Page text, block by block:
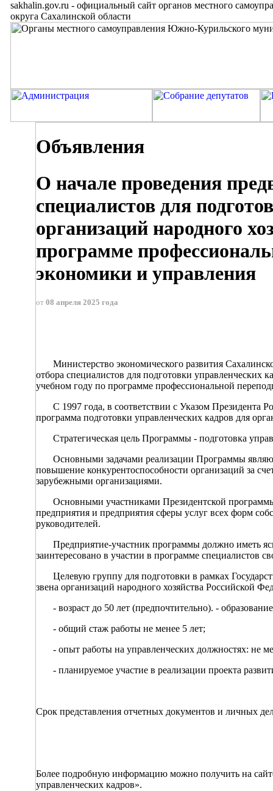
sakhalin.gov.ru - официальный сайт органов местного
округа Сахалинской области
Объявления
О начале проведения
специалистов для
организаций народного
программе
экономики и управления
от 08 апреля 2025 года
Министерство экономического развития
отбора специалистов для подготовки управленческих
учебном году по программе профессиональной
С 1997 года, в соответствии с Указом Президента
программа подготовки управленческих кадров для
Стратегическая цель Программы - подготовка
Основными задачами реализации Программы
повышение конкурентоспособности организаций за
зарубежными организациями.
Основными участниками Президентской
предприятия и предприятия сферы услуг всех форм
руководителей.
Предприятие-участник программы должно иметь
заинтересовано в участии в программе специалистов
Целевую группу для подготовки в рамках
звена организаций народного хозяйства Российской
- возраст до 50 лет (предпочтительно). -
- общий стаж работы не менее 5 лет;
- опыт работы на управленческих должностях: не
- планируемое участие в реализации проекта
Срок представления отчетных документов и личных
Более подробную информацию можно получить на
управленческих кадров».